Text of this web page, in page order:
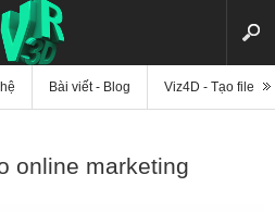
Bài viết - Blog Viz4D - Tạo file
online marketing